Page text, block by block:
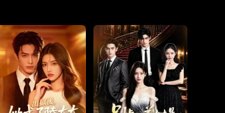
第34集 第35集 第36集
第37集 第38集 第39集